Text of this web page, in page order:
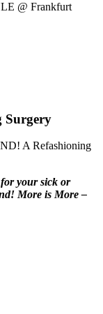
@ Frankfurt
Surgery
A Refashioning
your sick or
More is More –